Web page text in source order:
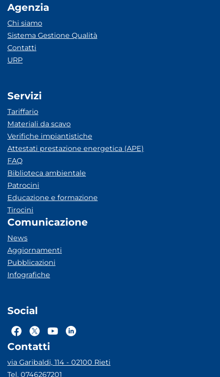
Agenzia
Chi siamo
Sistema Gestione Qualità
Contatti
URP
Servizi
Tariffario
Materiali da scavo
Verifiche impiantistiche
Attestati prestazione energetica (APE)
FAQ
Biblioteca ambientale
Patrocini
Educazione e formazione
Tirocini
Comunicazione
News
Aggiornamenti
Pubblicazioni
Infografiche
Social
Contatti
via Garibaldi, 114 - 02100 Rieti
Tel. 0746267201